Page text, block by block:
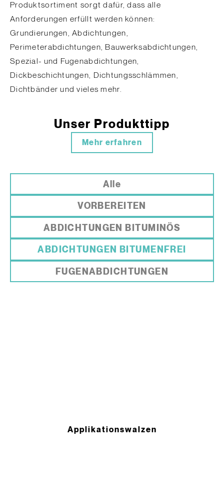
Produktsortiment sorgt dafür, dass alle
Anforderungen erfüllt werden können:
Grundierungen, Abdichtungen,
Perimeterabdichtungen, Bauwerksabdichtungen,
Spezial- und Fugenabdichtungen,
Dickbeschichtungen, Dichtungsschlämmen,
Dichtbänder und vieles mehr.
Unser Produkttipp
Mehr erfahren
Alle
VORBEREITEN
ABDICHTUNGEN BITUMINÖS
ABDICHTUNGEN BITUMENFREI
FUGENABDICHTUNGEN
Applikationswalzen